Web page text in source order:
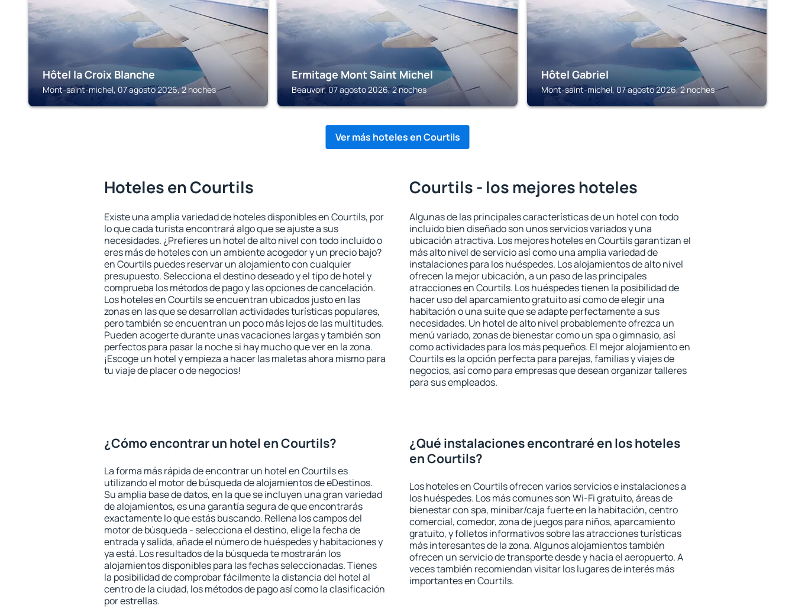
Hôtel la Croix Blanche
Mont-saint-michel, 07 agosto 2026, 2 noches
Ermitage Mont Saint Michel
Beauvoir, 07 agosto 2026, 2 noches
Hôtel Gabriel
Mont-saint-michel, 07 agosto 2026, 2 noches
Ver más hoteles en Courtils
Hoteles en Courtils
Existe una amplia variedad de hoteles disponibles en Courtils, por
lo que cada turista encontrará algo que se ajuste a sus
necesidades. ¿Prefieres un hotel de alto nivel con todo incluido o
eres más de hoteles con un ambiente acogedor y un precio bajo?
en Courtils puedes reservar un alojamiento con cualquier
presupuesto. Selecciona el destino deseado y el tipo de hotel y
comprueba los métodos de pago y las opciones de cancelación.
Los hoteles en Courtils se encuentran ubicados justo en las
zonas en las que se desarrollan actividades turísticas populares,
pero también se encuentran un poco más lejos de las multitudes.
Pueden acogerte durante unas vacaciones largas y también son
perfectos para pasar la noche si hay mucho que ver en la zona.
¡Escoge un hotel y empieza a hacer las maletas ahora mismo para
tu viaje de placer o de negocios!
Courtils - los mejores hoteles
Algunas de las principales características de un hotel con todo
incluido bien diseñado son unos servicios variados y una
ubicación atractiva. Los mejores hoteles en Courtils garantizan el
más alto nivel de servicio así como una amplia variedad de
instalaciones para los huéspedes. Los alojamientos de alto nivel
ofrecen la mejor ubicación, a un paso de las principales
atracciones en Courtils. Los huéspedes tienen la posibilidad de
hacer uso del aparcamiento gratuito así como de elegir una
habitación o una suite que se adapte perfectamente a sus
necesidades. Un hotel de alto nivel probablemente ofrezca un
menú variado, zonas de bienestar como un spa o gimnasio, así
como actividades para los más pequeños. El mejor alojamiento en
Courtils es la opción perfecta para parejas, familias y viajes de
negocios, así como para empresas que desean organizar talleres
para sus empleados.
¿Cómo encontrar un hotel en Courtils?
La forma más rápida de encontrar un hotel en Courtils es
utilizando el motor de búsqueda de alojamientos de eDestinos.
Su amplia base de datos, en la que se incluyen una gran variedad
de alojamientos, es una garantía segura de que encontrarás
exactamente lo que estás buscando. Rellena los campos del
motor de búsqueda - selecciona el destino, elige la fecha de
entrada y salida, añade el número de huéspedes y habitaciones y
ya está. Los resultados de la búsqueda te mostrarán los
alojamientos disponibles para las fechas seleccionadas. Tienes
la posibilidad de comprobar fácilmente la distancia del hotel al
centro de la ciudad, los métodos de pago así como la clasificación
por estrellas.
¿Qué instalaciones encontraré en los hoteles
en Courtils?
Los hoteles en Courtils ofrecen varios servicios e instalaciones a
los huéspedes. Los más comunes son Wi-Fi gratuito, áreas de
bienestar con spa, minibar/caja fuerte en la habitación, centro
comercial, comedor, zona de juegos para niños, aparcamiento
gratuito, y folletos informativos sobre las atracciones turísticas
más interesantes de la zona. Algunos alojamientos también
ofrecen un servicio de transporte desde y hacia el aeropuerto. A
veces también recomiendan visitar los lugares de interés más
importantes en Courtils.